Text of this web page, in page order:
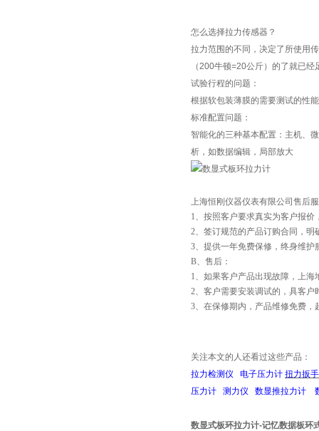
怎么选择拉力传感器 ？
拉力范围的不同，决定了所使用
（200牛顿=20公斤）的了就已经
试验行程的问题：
根据软包装薄膜的需要测试的性
标准配置问题：
智能化的三种基本配置：主机、
析，如数据编辑，局部放大
上海恒刚仪器仪表有限公司售后
1、按照客户要求真实为客户报
2、签订规范的产品订购合同，明
3、提供一年免费保修，终身维
B、售后：
1、如果客户产品出现故障，上
2、客户需要安装调试的，具客
3、在保修期内，产品维修免费
关注本文的人还看过这些产品：
拉力检测仪
电子压力计 扭力扳
压力计
测力仪 数显推拉力计
数显式板环拉力计-记忆数据板环